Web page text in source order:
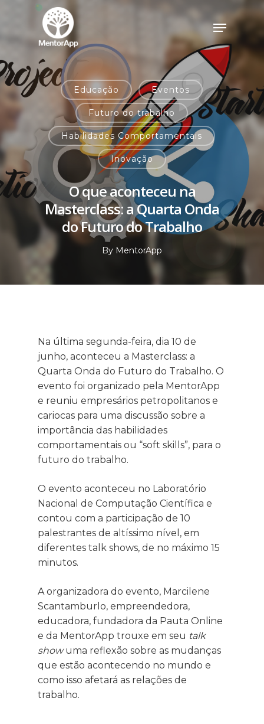
Educação Eventos
Futuro do trabalho
Habilidades Comportamentais
Inovação
O que aconteceu na
Masterclass: a Quarta Onda
do Futuro do Trabalho
By MentorApp
Na última segunda-feira, dia 10 de
junho, aconteceu a Masterclass: a
Quarta Onda do Futuro do Trabalho. O
evento foi organizado pela MentorApp
e reuniu empresários petropolitanos e
cariocas para uma discussão sobre a
importância das habilidades
comportamentais ou “soft skills”, para o
futuro do trabalho.
O evento aconteceu no Laboratório
Nacional de Computação Científica e
contou com a participação de 10
palestrantes de altíssimo nível, em
diferentes talk shows, de no máximo 15
minutos.
A organizadora do evento, Marcilene
Scantamburlo, empreendedora,
educadora, fundadora da Pauta Online
e da MentorApp trouxe em seu talk
showuma reflexão sobre as mudanças
que estão acontecendo no mundo e
como isso afetará as relações de
trabalho.